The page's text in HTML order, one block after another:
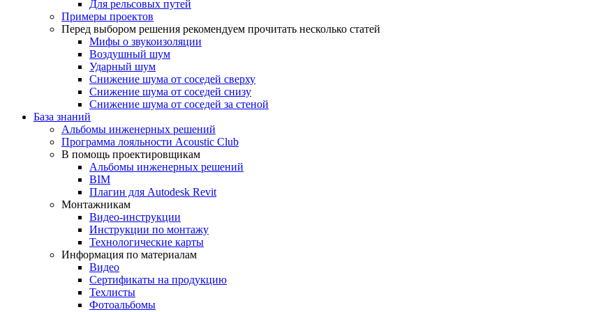
Для рельсовых путей
Примеры проектов
Перед выбором решения рекомендуем прочитать несколько статей
Мифы о звукоизоляции
Воздушный шум
Ударный шум
Снижение шума от соседей сверху
Снижение шума от соседей снизу
Снижение шума от соседей за стеной
База знаний
Альбомы инженерных решений
Программа лояльности Acoustic Club
В помощь проектировщикам
Альбомы инженерных решений
BIM
Плагин для Autodesk Revit
Монтажникам
Видео-инструкции
Инструкции по монтажу
Технологические карты
Информация по материалам
Видео
Сертификаты на продукцию
Техлисты
Фотоальбомы